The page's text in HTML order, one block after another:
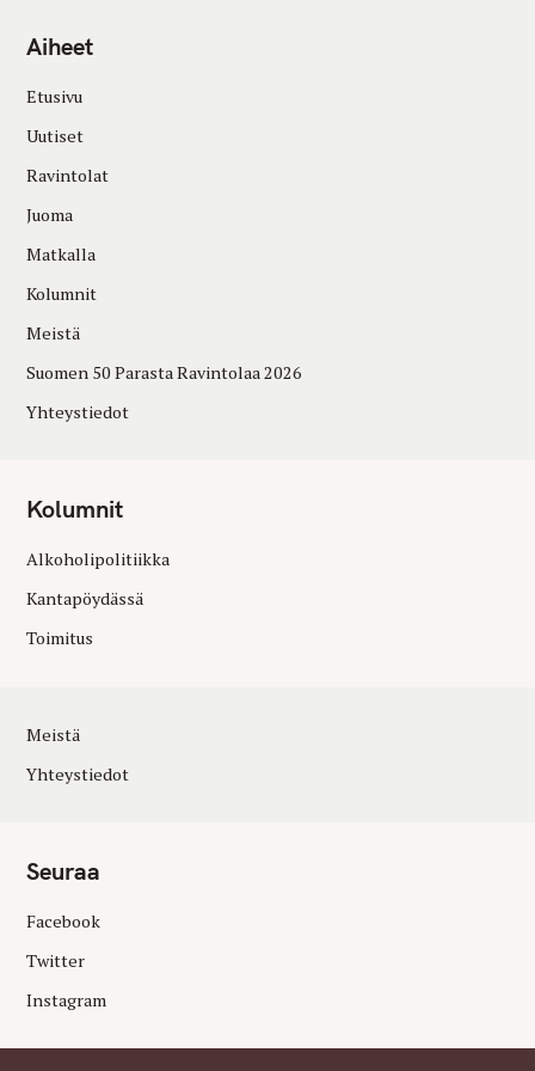
Aiheet
Etusivu
Uutiset
Ravintolat
Juoma
Matkalla
Kolumnit
Meistä
Suomen 50 Parasta Ravintolaa 2026
Yhteystiedot
Kolumnit
Alkoholipolitiikka
Kantapöydässä
Toimitus
Meistä
Yhteystiedot
Seuraa
Facebook
Twitter
Instagram